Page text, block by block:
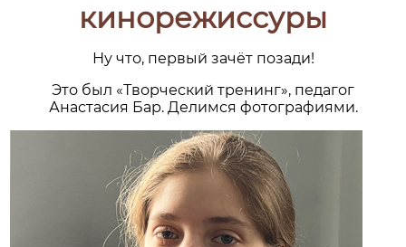
кинорежиссуры
Ну что, первый зачёт позади!
Это был «Творческий тренинг», педагог
Анастасия Бар. Делимся фотографиями.